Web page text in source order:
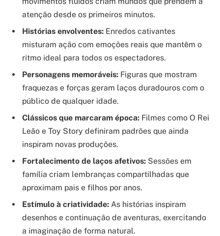
atenção desde os primeiros minutos.
Histórias envolventes: Enredos cativantes
misturam ação com emoções reais que mantêm o
ritmo ideal para todos os espectadores.
Personagens memoráveis: Figuras que mostram
fraquezas e forças geram laços duradouros com o
público de qualquer idade.
Clássicos que marcaram época: Filmes como O Rei
Leão e Toy Story definiram padrões que ainda
inspiram novas produções.
Fortalecimento de laços afetivos: Sessões em
família criam lembranças compartilhadas que
aproximam pais e filhos por anos.
Estímulo à criatividade: As histórias inspiram
desenhos e continuação de aventuras, exercitando
a imaginação de forma natural.